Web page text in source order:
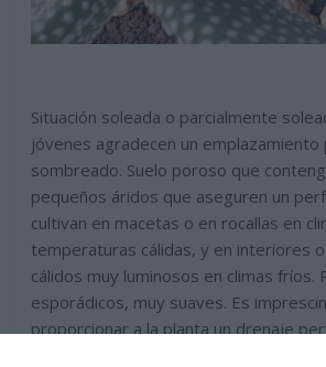
Situación soleada o parcialmente
jóvenes agradecen un emplazamiento
sombreado. Suelo poroso que
pequeños áridos que aseguren un
cultivan en macetas o en rocallas en
temperaturas cálidas, y en interiores
cálidos muy luminosos en climas fríos.
esporádicos, muy suaves. Es
proporcionar a la planta un drenaje
ejemplares cultivados en